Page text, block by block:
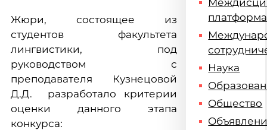
Жюри, состоящее из
студентов факультета
лингвистики, под
руководством с
преподавателя Кузнецовой
Д.Д. разработало критерии
оценки данного этапа
конкурса:
платформа
Наука
Общество